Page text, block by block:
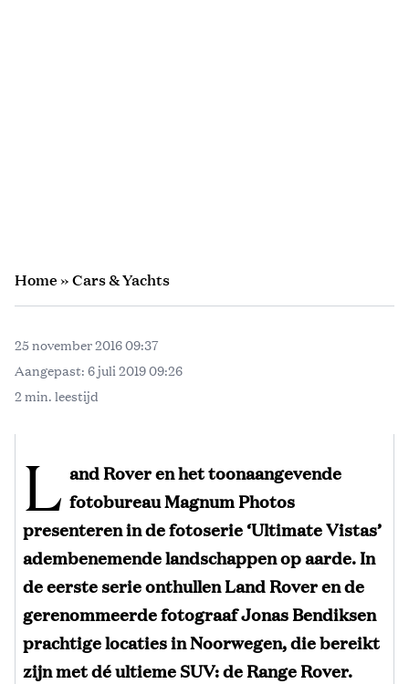
Home»Cars & Yachts
25 november 2016 09:37
Aangepast: 6 juli 2019 09:26
2 min. leestijd
L and Rover en het toonaangevende
fotobureau Magnum Photos
presenteren in de fotoserie ‘Ultimate Vistas’
adembenemende landschappen op aarde. In
de eerste serie onthullen Land Rover en de
gerenommeerde fotograaf Jonas Bendiksen
prachtige locaties in Noorwegen, die bereikt
zijn met dé ultieme SUV: de Range Rover.